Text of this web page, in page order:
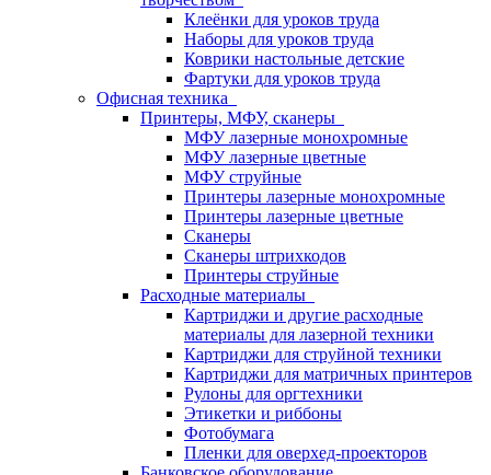
Клеёнки для уроков труда
Наборы для уроков труда
Коврики настольные детские
Фартуки для уроков труда
Офисная техника
Принтеры, МФУ, сканеры
МФУ лазерные монохромные
МФУ лазерные цветные
МФУ струйные
Принтеры лазерные монохромные
Принтеры лазерные цветные
Сканеры
Сканеры штрихкодов
Принтеры струйные
Расходные материалы
Картриджи и другие расходные
материалы для лазерной техники
Картриджи для струйной техники
Картриджи для матричных принтеров
Рулоны для оргтехники
Этикетки и риббоны
Фотобумага
Пленки для оверхед-проекторов